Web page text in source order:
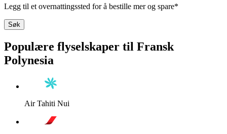
Legg til et overnattingssted for å bestille mer og spare*
Søk
Populære flyselskaper til Fransk
Polynesia
Air Tahiti Nui